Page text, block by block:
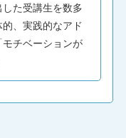
た受講生を数多
、実践的なアド
チベーションが